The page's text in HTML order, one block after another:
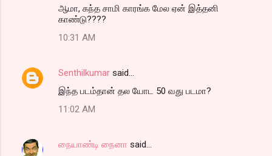
ஆமா, கந்த சாமி காரங்க மேல ஏன் இத்தனி
காண்டு????
10:31 AM
Senthilkumar said…
இந்த படம்தான் தல யோட 50 வது படமா?
11:02 AM
நையாண்டி நைனா said…